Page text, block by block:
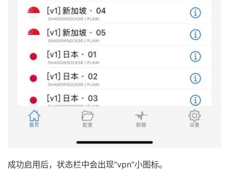
成功启用后，状态栏中会出现“vpn”小图标。